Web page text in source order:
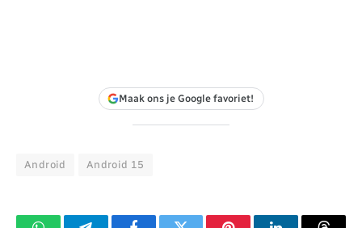
Maak ons je Google favoriet!
Android Android 15